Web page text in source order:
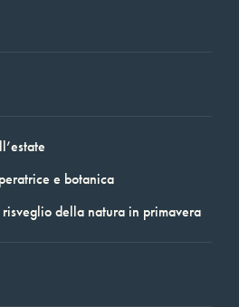
e botanica
della natura in primavera